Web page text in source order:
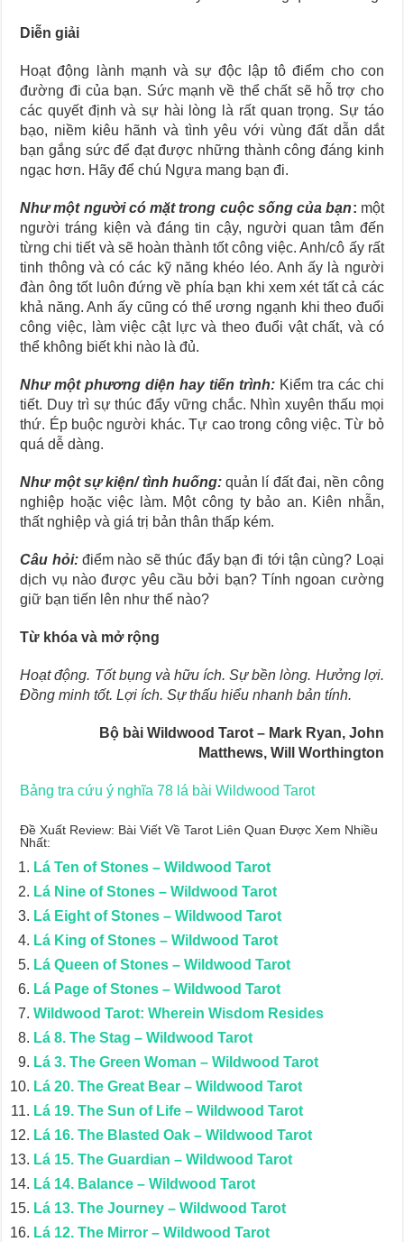
Diễn giải
Hoạt động lành mạnh và sự độc lập tô điểm cho con
đường đi của bạn. Sức mạnh về thể chất sẽ hỗ trợ cho
các quyết định và sự hài lòng là rất quan trọng. Sự táo
bạo, niềm kiêu hãnh và tình yêu với vùng đất dẫn dắt
bạn gắng sức để đạt được những thành công đáng kinh
ngạc hơn. Hãy để chú Ngựa mang bạn đi.
Như một người có mặt trong cuộc sống của bạn: một
người tráng kiện và đáng tin cậy, người quan tâm đến
từng chi tiết và sẽ hoàn thành tốt công việc. Anh/cô ấy rất
tinh thông và có các kỹ năng khéo léo. Anh ấy là người
đàn ông tốt luôn đứng về phía bạn khi xem xét tất cả các
khả năng. Anh ấy cũng có thể ương ngạnh khi theo đuổi
công việc, làm việc cật lực và theo đuổi vật chất, và có
thể không biết khi nào là đủ.
Như một phương diện hay tiến trình:Kiểm tra các chi
tiết. Duy trì sự thúc đẩy vững chắc. Nhìn xuyên thấu mọi
thứ. Ép buộc người khác. Tự cao trong công việc. Từ bỏ
quá dễ dàng.
Như một sự kiện/ tình huống:quản lí đất đai, nền công
nghiệp hoặc việc làm. Một công ty bảo an. Kiên nhẫn,
thất nghiệp và giá trị bản thân thấp kém.
Câu hỏi:điểm nào sẽ thúc đẩy bạn đi tới tận cùng? Loại
dịch vụ nào được yêu cầu bởi bạn? Tính ngoan cường
giữ bạn tiến lên như thế nào?
Từ khóa và mở rộng
Hoạt động. Tốt bụng và hữu ích. Sự bền lòng. Hưởng lợi.
Đồng minh tốt. Lợi ích. Sự thấu hiểu nhanh bản tính.
Bộ bài Wildwood Tarot – Mark Ryan, John
Matthews, Will Worthington
Bảng tra cứu ý nghĩa 78 lá bài Wildwood Tarot
Đề Xuất Review: Bài Viết Về Tarot Liên Quan Được Xem Nhiều
Nhất:
Lá Ten of Stones – Wildwood Tarot
Lá Nine of Stones – Wildwood Tarot
Lá Eight of Stones – Wildwood Tarot
Lá King of Stones – Wildwood Tarot
Lá Queen of Stones – Wildwood Tarot
Lá Page of Stones – Wildwood Tarot
Wildwood Tarot: Wherein Wisdom Resides
Lá 8. The Stag – Wildwood Tarot
Lá 3. The Green Woman – Wildwood Tarot
Lá 20. The Great Bear – Wildwood Tarot
Lá 19. The Sun of Life – Wildwood Tarot
Lá 16. The Blasted Oak – Wildwood Tarot
Lá 15. The Guardian – Wildwood Tarot
Lá 14. Balance – Wildwood Tarot
Lá 13. The Journey – Wildwood Tarot
Lá 12. The Mirror – Wildwood Tarot